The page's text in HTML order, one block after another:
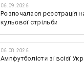
06.09.2026
Розпочалася реєстрація
кульової стрільби
06.08.2026
Ампфутболісти зі всієї